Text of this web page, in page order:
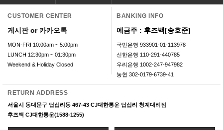
CUSTOMER CENTER
게시판 or 카카오톡
MON-FRI 10:00am ~ 5:00pm
LUNCH 12:30pm ~ 01:30pm
Weekend & Holiday Closed
BANKING INFO
예금주 : 후즈백[송호준]
국민은행 933901-01-113978
신한은행 110-291-440785
우리은행 1002-247-947982
농협 302-0179-6739-41
RETURN ADDRESS
서울시 동대문구 답십리동 467-43 CJ대한통운 답십리 청계대리점
후즈백 CJ대한통운(1588-1255)